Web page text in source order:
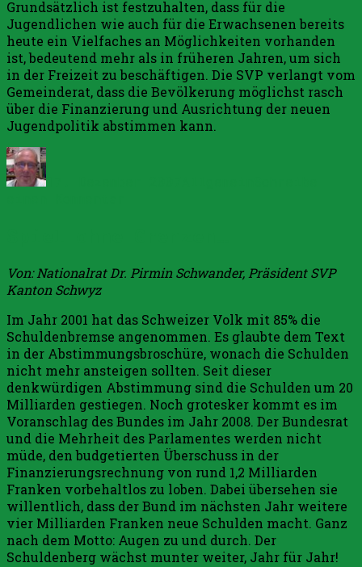
Grundsätzlich ist festzuhalten, dass für die
Jugendlichen wie auch für die Erwachsenen bereits
heute ein Vielfaches an Möglichkeiten vorhanden
ist, bedeutend mehr als in früheren Jahren, um sich
in der Freizeit zu beschäftigen. Die SVP verlangt vom
Gemeinderat, dass die Bevölkerung möglichst rasch
über die Finanzierung und Ausrichtung der neuen
Jugendpolitik abstimmen kann.
Autor
Veröffentlicht
am
Von: Nationalrat Dr. Pirmin Schwander, Präsident SVP
Kanton Schwyz
Im Jahr 2001 hat das Schweizer Volk mit 85% die
Schuldenbremse angenommen. Es glaubte dem Text
in der Abstimmungsbroschüre, wonach die Schulden
nicht mehr ansteigen sollten. Seit dieser
denkwürdigen Abstimmung sind die Schulden um 20
Milliarden gestiegen. Noch grotesker kommt es im
Voranschlag des Bundes im Jahr 2008. Der Bundesrat
und die Mehrheit des Parlamentes werden nicht
müde, den budgetierten Über­schuss in der
Finanzierungsrechnung von rund 1,2 Milliar­den
Franken vorbehaltlos zu loben. Da­bei übersehen sie
willentlich, dass der Bund im nächsten Jahr weitere
vier Mil­liar­den Franken neue Schulden macht. Ganz
nach dem Motto: Augen zu und durch. Der
Schuldenberg wächst munter weiter, Jahr für Jahr!